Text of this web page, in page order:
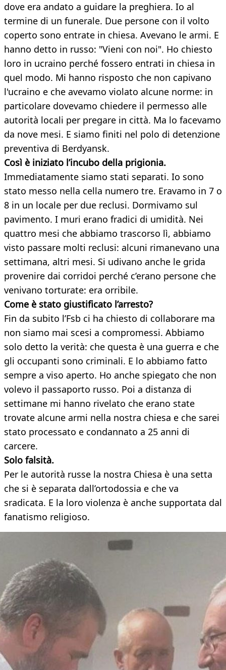
dove era andato a guidare la preghiera. Io al
termine di un funerale. Due persone con il volto
coperto sono entrate in chiesa. Avevano le armi. E
hanno detto in russo: "Vieni con noi". Ho chiesto
loro in ucraino perché fossero entrati in chiesa in
quel modo. Mi hanno risposto che non capivano
l'ucraino e che avevamo violato alcune norme: in
particolare dovevamo chiedere il permesso alle
autorità locali per pregare in città. Ma lo facevamo
da nove mesi. E siamo finiti nel polo di detenzione
preventiva di Berdyansk.
Così è iniziato l’incubo della prigionia.
Immediatamente siamo stati separati. Io sono
stato messo nella cella numero tre. Eravamo in 7 o
8 in un locale per due reclusi. Dormivamo sul
pavimento. I muri erano fradici di umidità. Nei
quattro mesi che abbiamo trascorso lì, abbiamo
visto passare molti reclusi: alcuni rimanevano una
settimana, altri mesi. Si udivano anche le grida
provenire dai corridoi perché c’erano persone che
venivano torturate: era orribile.
Come è stato giustificato l’arresto?
Fin da subito l’Fsb ci ha chiesto di collaborare ma
non siamo mai scesi a compromessi. Abbiamo
solo detto la verità: che questa è una guerra e che
gli occupanti sono criminali. E lo abbiamo fatto
sempre a viso aperto. Ho anche spiegato che non
volevo il passaporto russo. Poi a distanza di
settimane mi hanno rivelato che erano state
trovate alcune armi nella nostra chiesa e che sarei
stato processato e condannato a 25 anni di
carcere.
Solo falsità.
Per le autorità russe la nostra Chiesa è una setta
che si è separata dall’ortodossia e che va
sradicata. E la loro violenza è anche supportata dal
fanatismo religioso.